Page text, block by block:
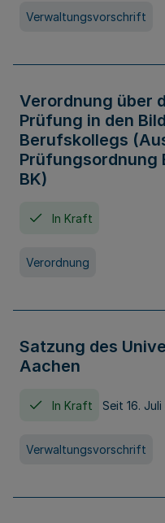
Verwaltungsvorschrift
Verordnung über
Prüfung in den
Berufskollegs
Prüfungsordnung
BK)
In Kraft
Verordnung
Satzung des
Aachen
In Kraft Seit 16.
Verwaltungsvorschrift